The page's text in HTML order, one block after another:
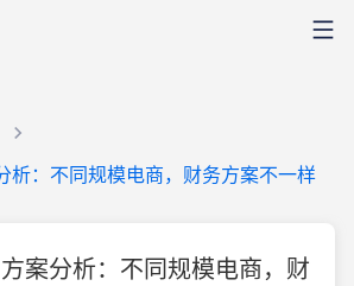
析：不同规模电商，财务方案不一样
案分析：不同规模电商，财